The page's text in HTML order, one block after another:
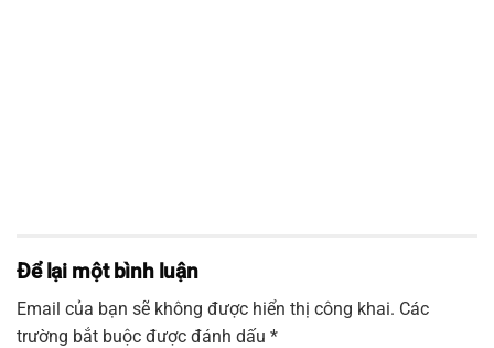
Để lại một bình luận
Email của bạn sẽ không được hiển thị công khai. Các
trường bắt buộc được đánh dấu *